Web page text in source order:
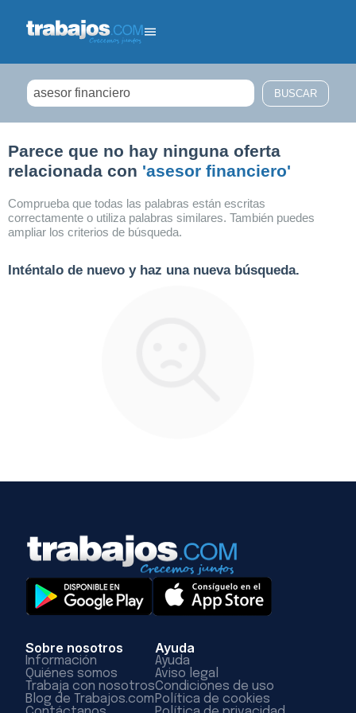
Parece que no hay ninguna oferta
relacionada con 'asesor financiero'
Comprueba que todas las palabras están escritas
correctamente o utiliza palabras similares. También puedes
ampliar los criterios de búsqueda.
Inténtalo de nuevo y haz una nueva búsqueda.
Sobre nosotros
Información
Quiénes somos
Trabaja con nosotros
Blog de Trabajos.com
Ayuda
Ayuda
Aviso legal
Condiciones de uso
Política de cookies